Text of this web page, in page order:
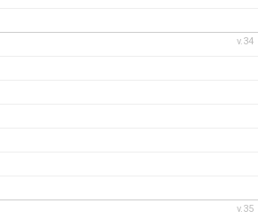
v.34
v.35